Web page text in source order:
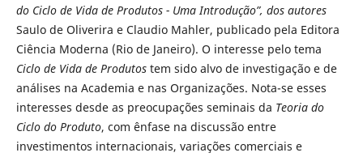
do Ciclo de Vida de Produtos - Uma Introdução”, dos autores
Saulo de Oliverira e Claudio Mahler, publicado pela Editora
Ciência Moderna (Rio de Janeiro). O interesse pelo tema
Ciclo de Vida de Produtostem sido alvo de investigação e de
análises na Academia e nas Organizações. Nota-se esses
interesses desde as preocupações seminais da Teoria do
Ciclo do Produto, com ênfase na discussão entre
investimentos internacionais, variações comerciais e